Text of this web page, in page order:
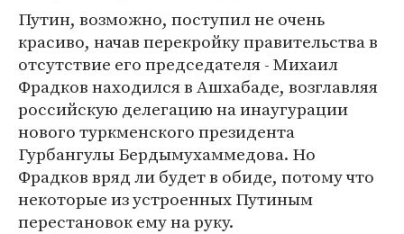
Путин, возможно, поступил не очень
красиво, начав перекройку правительства в
отсутствие его председателя - Михаил
Фрадков находился в Ашхабаде, возглавляя
российскую делегацию на инаугурации
нового туркменского президента
Гурбангулы Бердымухаммедова. Но
Фрадков вряд ли будет в обиде, потому что
некоторые из устроенных Путиным
перестановок ему на руку.